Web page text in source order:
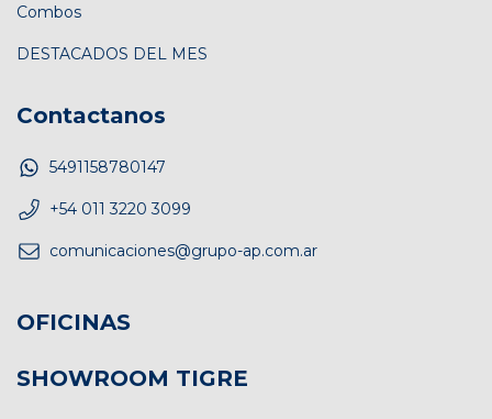
Combos
DESTACADOS DEL MES
Contactanos
5491158780147
+54 011 3220 3099
comunicaciones@grupo-ap.com.ar
OFICINAS
SHOWROOM TIGRE